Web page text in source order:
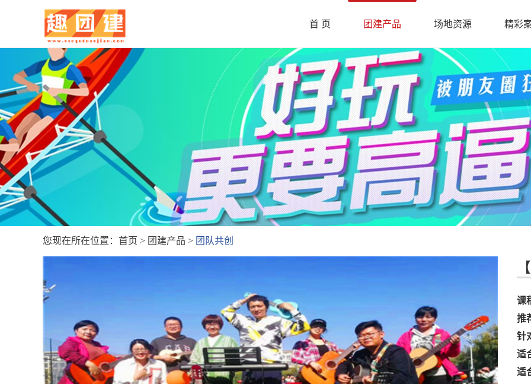
首 页 团建产品 场地资源 精彩
您现在所在位置： 首页 > 团建产品 > 团队共创
课
推
针
适
适